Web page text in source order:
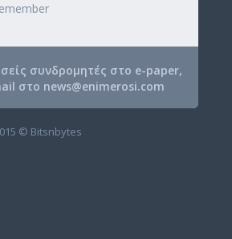
συνδρομητές στο e-paper,
στο news@enimerosi.com
© Bitsnbytes